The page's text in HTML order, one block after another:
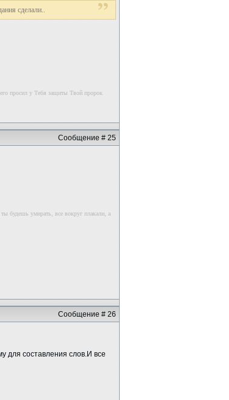
сделали..
просил у Тебя защиты Твой пророк
Сообщение # 25
будешь умирать, все вокруг плакали, а
Сообщение # 26
для составления слов.И все